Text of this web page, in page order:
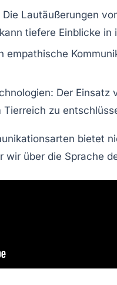
Lautäußerungen
tiefere Einblicke in
empathische
Der Einsatz
Tierreich zu
bietet
wir über die Sprache